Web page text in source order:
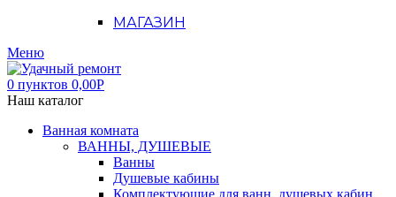
МАГАЗИН
Меню
0 пунктов 0,00Р
Наш каталог
Ванная комната
ВАННЫ, ДУШЕВЫЕ
Ванны
Душевые кабины
Комплектующие для ванн, душевых кабин